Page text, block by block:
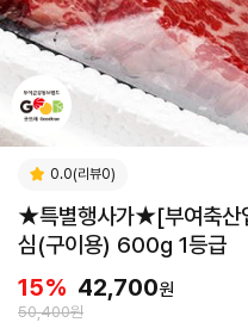
0.0(리뷰0)
★특별행사가★[부여축산
심(구이용) 600g 1등급
15% 42,700원
50,400원